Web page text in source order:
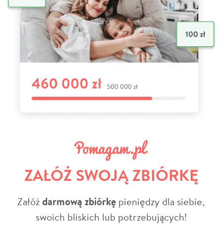
ZAŁÓŻ SWOJĄ ZBIÓRKĘ
Załóżdarmową zbiórkę pieniędzy dla siebie,
swoich bliskich lub potrzebujących!